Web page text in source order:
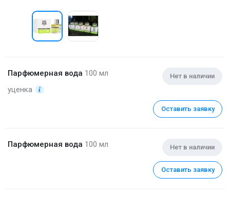
Парфюмерная вода 100 мл
уценка
Нет в наличии
Оставить заявку
Парфюмерная вода 100 мл Нет в наличии
Оставить заявку